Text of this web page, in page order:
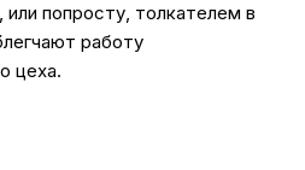
попросту, толкателем в
работу
цеха.
Внимание:
cookie файлов не